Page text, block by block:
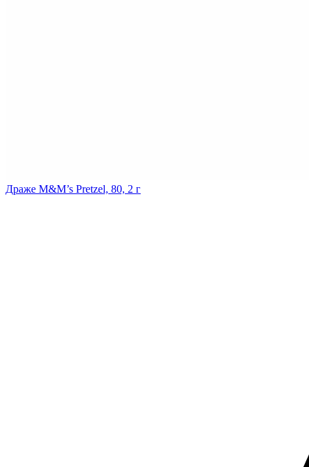
Драже M&M’s Pretzel, 80, 2 г